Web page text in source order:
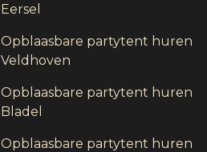
Eersel
Opblaasbare partytent huren
Veldhoven
Opblaasbare partytent huren
Bladel
Opblaasbare partytent huren